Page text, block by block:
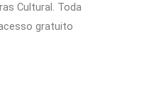
Cultural. Toda
gratuito